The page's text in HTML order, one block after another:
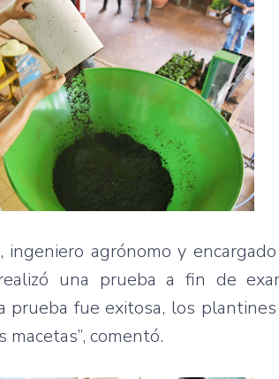
ingeniero agrónomo y
una prueba a fin de
prueba fue exitosa, los
comentó.